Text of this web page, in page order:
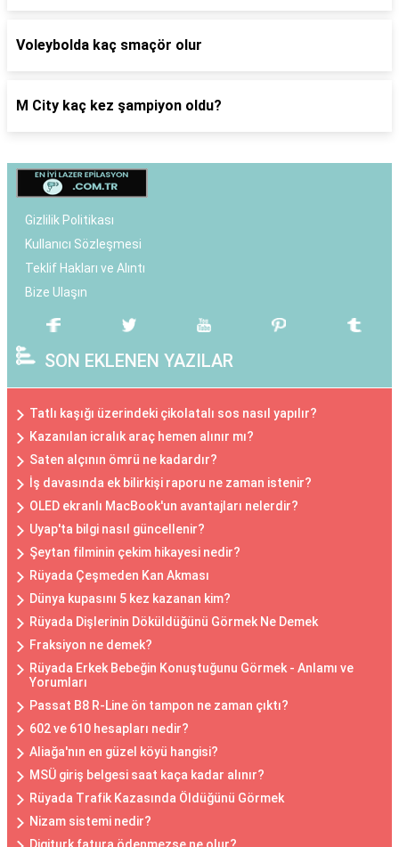
Voleybolda kaç smaçör olur
M City kaç kez şampiyon oldu?
Gizlilik Politikası
Kullanıcı Sözleşmesi
Teklif Hakları ve Alıntı
Bize Ulaşın
SON EKLENEN YAZILAR
Tatlı kaşığı üzerindeki çikolatalı sos nasıl yapılır?
Kazanılan icralık araç hemen alınır mı?
Saten alçının ömrü ne kadardır?
İş davasında ek bilirkişi raporu ne zaman istenir?
OLED ekranlı MacBook'un avantajları nelerdir?
Uyap'ta bilgi nasıl güncellenir?
Şeytan filminin çekim hikayesi nedir?
Rüyada Çeşmeden Kan Akması
Dünya kupasını 5 kez kazanan kim?
Rüyada Dişlerinin Döküldüğünü Görmek Ne Demek
Fraksiyon ne demek?
Rüyada Erkek Bebeğin Konuştuğunu Görmek - Anlamı ve
Yorumları
Passat B8 R-Line ön tampon ne zaman çıktı?
602 ve 610 hesapları nedir?
Aliağa'nın en güzel köyü hangisi?
MSÜ giriş belgesi saat kaça kadar alınır?
Rüyada Trafik Kazasında Öldüğünü Görmek
Nizam sistemi nedir?